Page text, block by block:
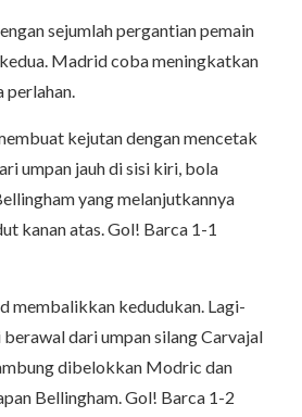
sejumlah pergantian pemain
Madrid coba meningkatkan
perlahan.
kejutan dengan mencetak
umpan jauh di sisi kiri, bola
yang melanjutkannya
kanan atas. Gol! Barca 1-1
membalikkan kedudukan. Lagi-
dari umpan silang Carvajal
dibelokkan Modric dan
Bellingham. Gol! Barca 1-2